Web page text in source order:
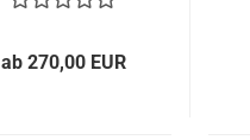
ab 270,00 EUR